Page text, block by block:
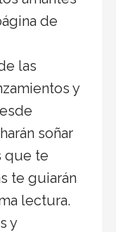
de
las
y
soñar
que te
te guiarán
lectura.
y